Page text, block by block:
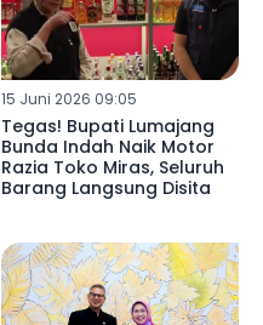
15 Juni 2026 09:05
Tegas! Bupati Lumajang
Bunda Indah Naik Motor
Razia Toko Miras, Seluruh
Barang Langsung Disita